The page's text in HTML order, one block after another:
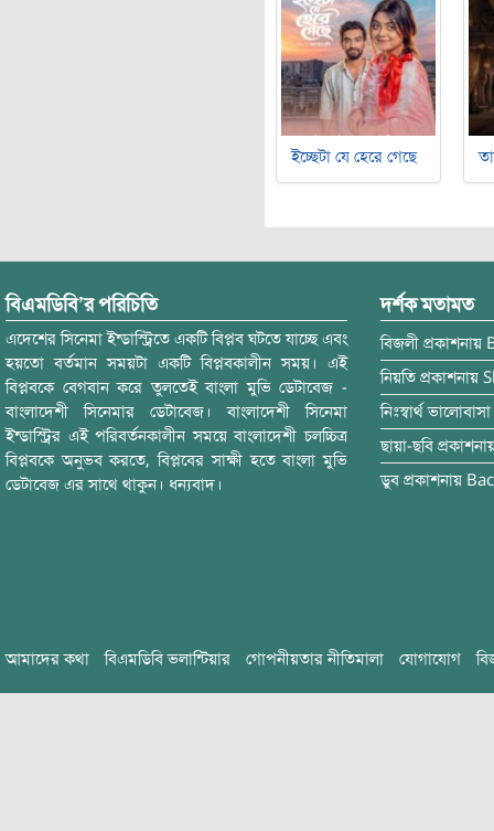
ইচ্ছেটা যে হেরে গেছে
বিএমডিবি’র পরিচিতি
এদেশের সিনেমা ইন্ডাস্ট্রিতে একটি বিপ্লব ঘটতে যাচ্ছে এবং
হয়তো বর্তমান সময়টা একটি বিপ্লবকালীন সময়। এই
বিপ্লবকে বেগবান করে তুলতেই বাংলা মুভি ডেটাবেজ -
বাংলাদেশী সিনেমার ডেটাবেজ। বাংলাদেশী সিনেমা
ইন্ডাস্ট্রির এই পরিবর্তনকালীন সময়ে বাংলাদেশী চলচ্চিত্র
বিপ্লবকে অনুভব করতে, বিপ্লবের সাক্ষী হতে বাংলা মুভি
ডেটাবেজ এর সাথে থাকুন। ধন্যবাদ।
দর্শক মতামত
বিজলী প্রকাশনায়
নিয়তি প্রকাশনায়
নিঃস্বার্থ ভালোবাসা
ছায়া-ছবি
ডুব প্রকাশনায়
আমাদের কথা বিএমডিবি ভলান্টিয়ার গোপনীয়তার নীতিমালা যোগাযোগ